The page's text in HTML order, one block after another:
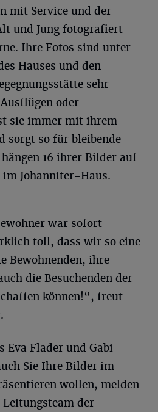
mit Service und der
und Jung fotografiert
Ihre Fotos sind unter
Hauses und den
sehr
oder
sie immer mit ihrem
sorgt so für bleibende
16 ihrer Bilder auf
Johanniter-Haus.
war sofort
toll, dass wir so eine
Bewohnenden, ihre
die Besuchenden der
können!“, freut
Eva Flader und Gabi
Sie Ihre Bilder im
wollen, melden
Leitungsteam der